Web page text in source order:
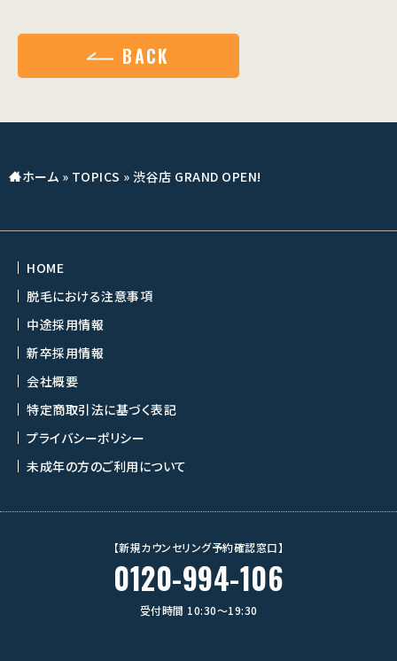
BACK
ホーム » TOPICS » 渋谷店 GRAND OPEN!
HOME
脱毛における注意事項
中途採用情報
新卒採用情報
会社概要
特定商取引法に基づく表記
プライバシーポリシー
未成年の方のご利用について
【新規カウンセリング予約確認窓口】
0120-994-106
受付時間 10:30〜19:30